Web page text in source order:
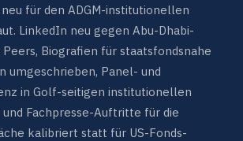
für den ADGM-institutionellen
LinkedIn neu gegen Abu-Dhabi-
Biografien für staatsfondsnahe
umgeschrieben, Panel- und
in Golf-seitigen institutionellen
Fachpresse-Auftritte für die
kalibriert statt für US-Fonds-